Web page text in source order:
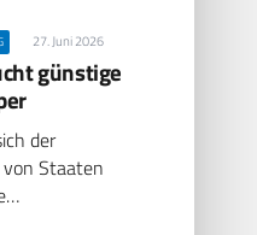
27. Juni 2026
günstige
der
Staaten